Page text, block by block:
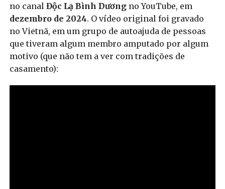
no canal Độc Lạ Bình Dươngno YouTube, em
dezembro de 2024. O vídeo original foi gravado
no Vietnã, em um grupo de autoajuda de pessoas
que tiveram algum membro amputado por algum
motivo (que não tem a ver com tradições de
casamento):